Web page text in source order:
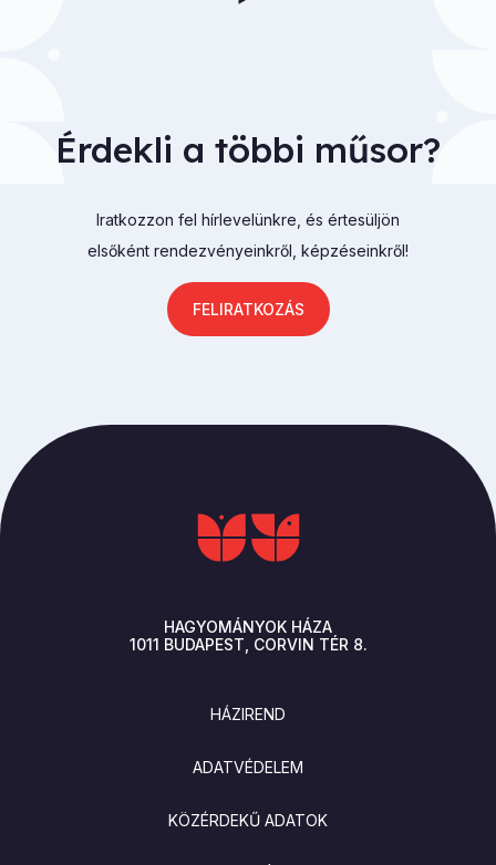
Érdekli a többi műsor?
Iratkozzon fel hírlevelünkre, és értesüljön
elsőként rendezvényeinkről, képzéseinkről!
FELIRATKOZÁS
HAGYOMÁNYOK HÁZA
1011 BUDAPEST CORVIN TÉR 8.
HÁZIREND
ADATVÉDELEM
KÖZÉRDEKŰ ADATOK